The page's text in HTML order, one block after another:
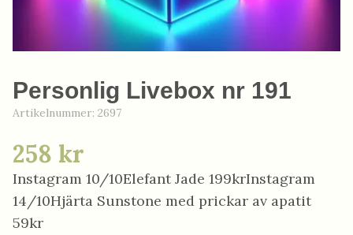
Personlig Livebox nr 191
Artikelnummer: 2697
258 kr
Instagram 10/10Elefant Jade 199krInstagram
14/10Hjärta Sunstone med prickar av apatit
59kr